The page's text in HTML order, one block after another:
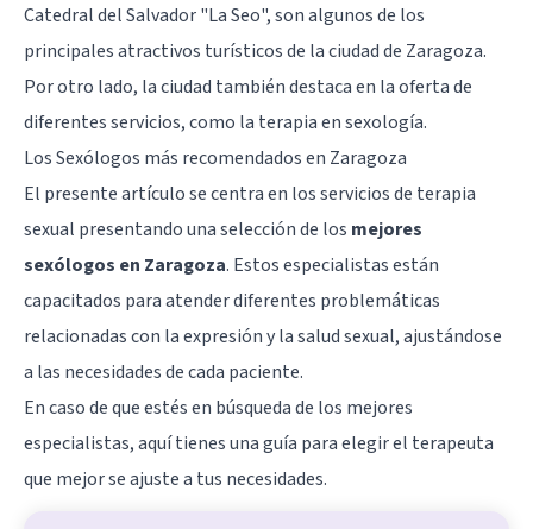
Catedral del Salvador "La Seo", son algunos de los
principales atractivos turísticos de la ciudad de Zaragoza.
Por otro lado, la ciudad también destaca en la oferta de
diferentes servicios, como la terapia en sexología.
Los Sexólogos más recomendados en Zaragoza
El presente artículo se centra en los servicios de terapia
sexual presentando una selección de los mejores
sexólogos en Zaragoza. Estos especialistas están
capacitados para atender diferentes problemáticas
relacionadas con la expresión y la salud sexual, ajustándose
a las necesidades de cada paciente.
En caso de que estés en búsqueda de los mejores
especialistas, aquí tienes una guía para elegir el terapeuta
que mejor se ajuste a tus necesidades.